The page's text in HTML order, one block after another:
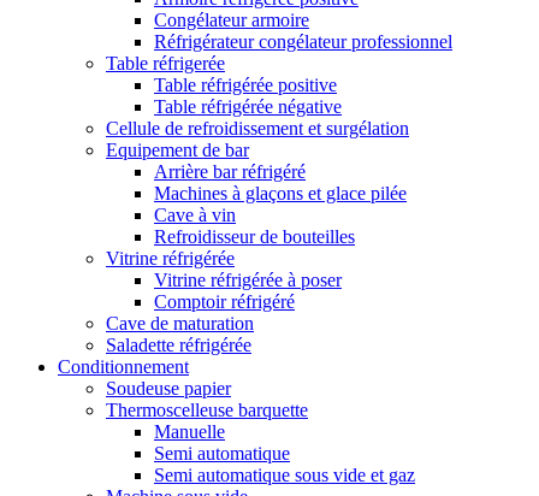
Congélateur armoire
Réfrigérateur congélateur professionnel
Table réfrigerée
Table réfrigérée positive
Table réfrigérée négative
Cellule de refroidissement et surgélation
Equipement de bar
Arrière bar réfrigéré
Machines à glaçons et glace pilée
Cave à vin
Refroidisseur de bouteilles
Vitrine réfrigérée
Vitrine réfrigérée à poser
Comptoir réfrigéré
Cave de maturation
Saladette réfrigérée
Conditionnement
Soudeuse papier
Thermoscelleuse barquette
Manuelle
Semi automatique
Semi automatique sous vide et gaz